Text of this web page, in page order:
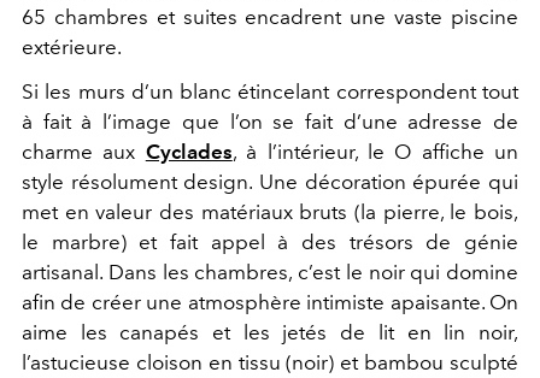
65 chambres et suites encadrent une vaste piscine
extérieure.
Si les murs d’un blanc étincelant correspondent tout
à fait à l’image que l’on se fait d’une adresse de
charme aux Cyclades, à l’intérieur, le O affiche un
style résolument design. Une décoration épurée qui
met en valeur des matériaux bruts (la pierre, le bois,
le marbre) et fait appel à des trésors de génie
artisanal. Dans les chambres, c’est le noir qui domine
afin de créer une atmosphère intimiste apaisante. On
aime les canapés et les jetés de lit en lin noir,
l’astucieuse cloison en tissu (noir) et bambou sculpté